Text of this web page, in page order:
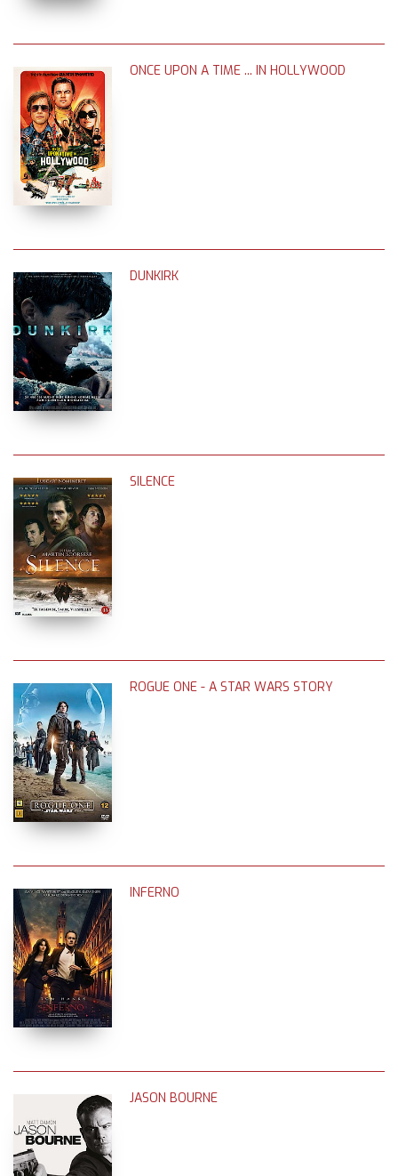
ONCE UPON A TIME ... IN HOLLYWOOD
DUNKIRK
SILENCE
ROGUE ONE - A STAR WARS STORY
INFERNO
JASON BOURNE